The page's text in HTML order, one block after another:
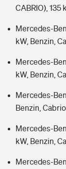
CABRIO), 135
Mercedes-
kW, Benzin,
Mercedes-
kW, Benzin,
Mercedes-
Benzin,
Mercedes-
kW, Benzin,
Mercedes-